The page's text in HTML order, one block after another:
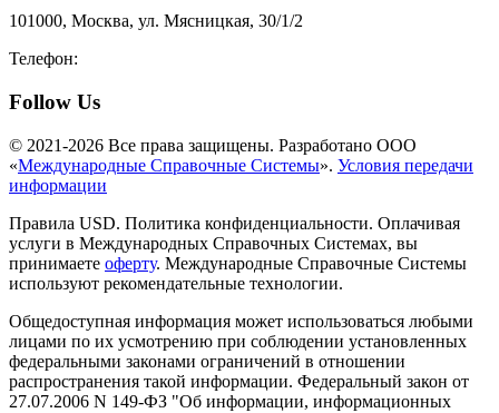
101000, Москва, ул. Мясницкая, 30/1/2
Телефон:
Follow Us
© 2021-2026 Все права защищены. Разработано ООО
«Международные Справочные Системы». Условия передачи
информации
Правила USD. Политика конфиденциальности. Оплачивая
услуги в Международных Справочных Системах, вы
принимаете оферту. Международные Справочные Системы
используют рекомендательные технологии.
Общедоступная информация может использоваться любыми
лицами по их усмотрению при соблюдении установленных
федеральными законами ограничений в отношении
распространения такой информации. Федеральный закон от
27.07.2006 N 149-ФЗ "Об информации, информационных